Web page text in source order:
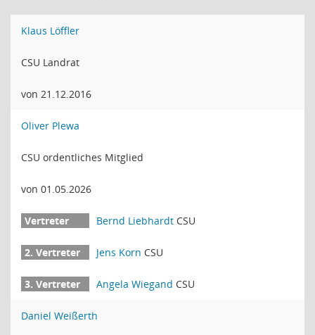
Klaus Löffler
CSU Landrat
von 21.12.2016
Oliver Plewa
CSU ordentliches Mitglied
von 01.05.2026
Bernd Liebhardt CSU
Jens Korn CSU
Angela Wiegand CSU
Daniel Weißerth